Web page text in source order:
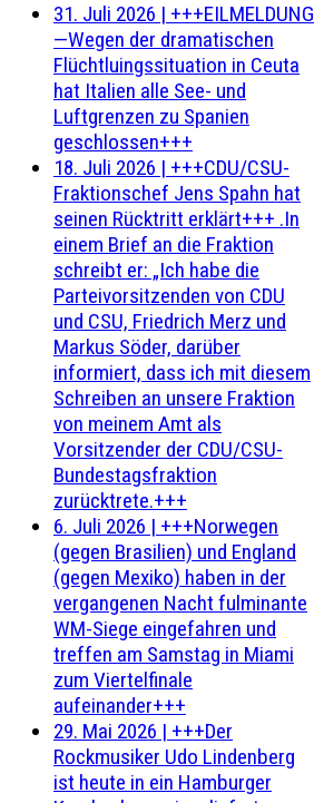
31. Juli 2026 | +++EILMELDUNG
—Wegen der dramatischen
Flüchtluingssituation in Ceuta
hat Italien alle See- und
Luftgrenzen zu Spanien
geschlossen+++
18. Juli 2026 | +++CDU/CSU-
Fraktionschef Jens Spahn hat
seinen Rücktritt erklärt+++ .In
einem Brief an die Fraktion
schreibt er: „Ich habe die
Parteivorsitzenden von CDU
und CSU, Friedrich Merz und
Markus Söder, darüber
informiert, dass ich mit diesem
Schreiben an unsere Fraktion
von meinem Amt als
Vorsitzender der CDU/CSU-
Bundestagsfraktion
zurücktrete.+++
6. Juli 2026 | +++Norwegen
(gegen Brasilien) und England
(gegen Mexiko) haben in der
vergangenen Nacht fulminante
WM-Siege eingefahren und
treffen am Samstag in Miami
zum Viertelfinale
aufeinander+++
29. Mai 2026 | +++Der
Rockmusiker Udo Lindenberg
ist heute in ein Hamburger